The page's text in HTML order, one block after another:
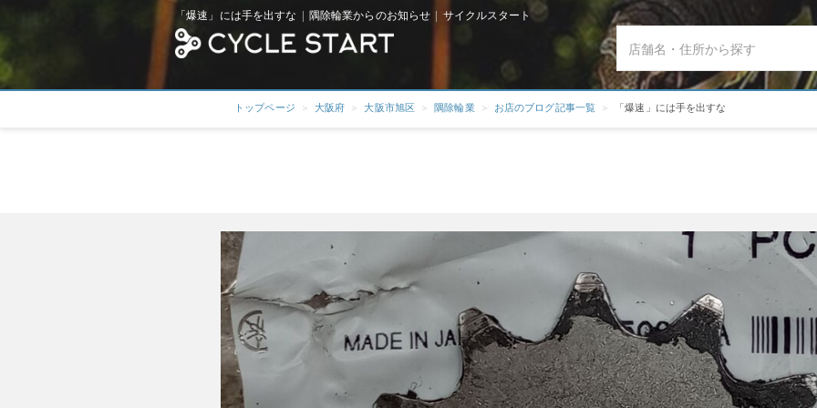
「爆速」には手を出すな | 隅除輪業からのお知らせ | サイクルスタート
トップページ 大阪府 大阪市旭区 隅除輪業 お店のブログ記事一覧 「爆速」には手を出すな